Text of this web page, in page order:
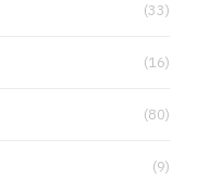
(33)
(16)
(80)
(9)